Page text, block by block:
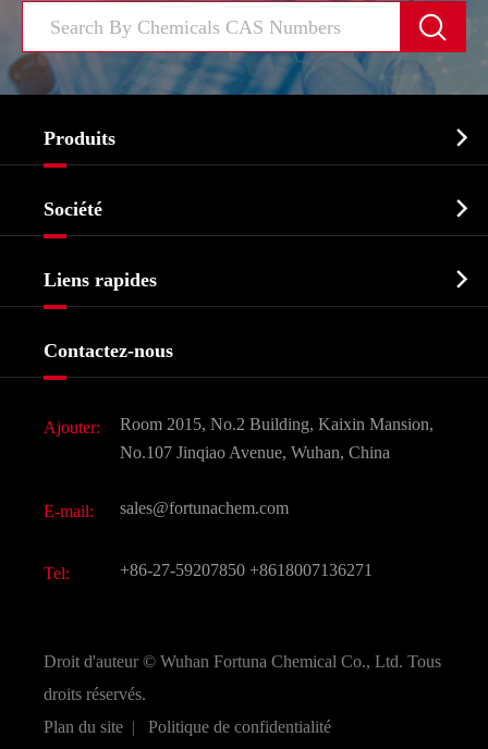

Produits 
Biochimique
Produits agrochimiques et intermédiaires
Ingrédients cosmétiques
Saveurs et parfums
CAS chimiques
Société 
Liens rapides 
Contactez-nous
Ajouter:
Room 2015, No.2 Building, Kaixin Mansion,
No.107 Jinqiao Avenue, Wuhan, China
E-mail: sales@fortunachem.com
Tel: +86-27-59207850 +8618007136271
Droit d'auteur © Wuhan Fortuna Chemical Co., Ltd. Tous
droits réservés.
Plan du site | Politique de confidentialité